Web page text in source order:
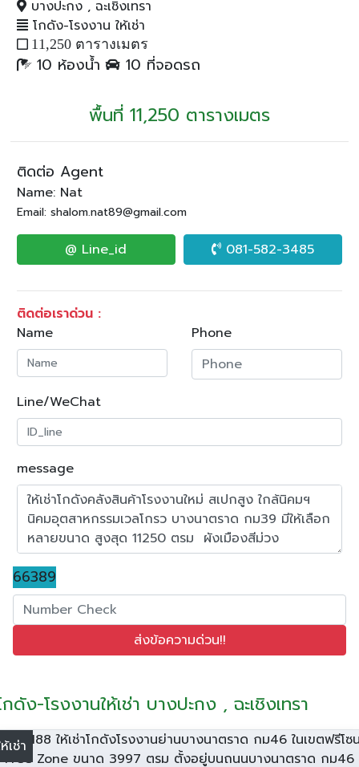
บางปะกง , ฉะเชิงเทรา
โกดัง-โรงงาน ให้เช่า
11,250 ตารางเมตร
10 ห้องน้ำ 10 ที่จอดรถ
พื้นที่ 11,250 ตารางเมตร
ติดต่อ Agent
Name: Nat
Email: shalom.nat89@gmail.com
@ Line_id 081-582-3485
ติดต่อเราด่วน :
Name
Phone
Line/WeChat
message
66389
กดัง-โรงงานให้เช่า บางปะกง , ฉะเชิงเทรา
เช่า